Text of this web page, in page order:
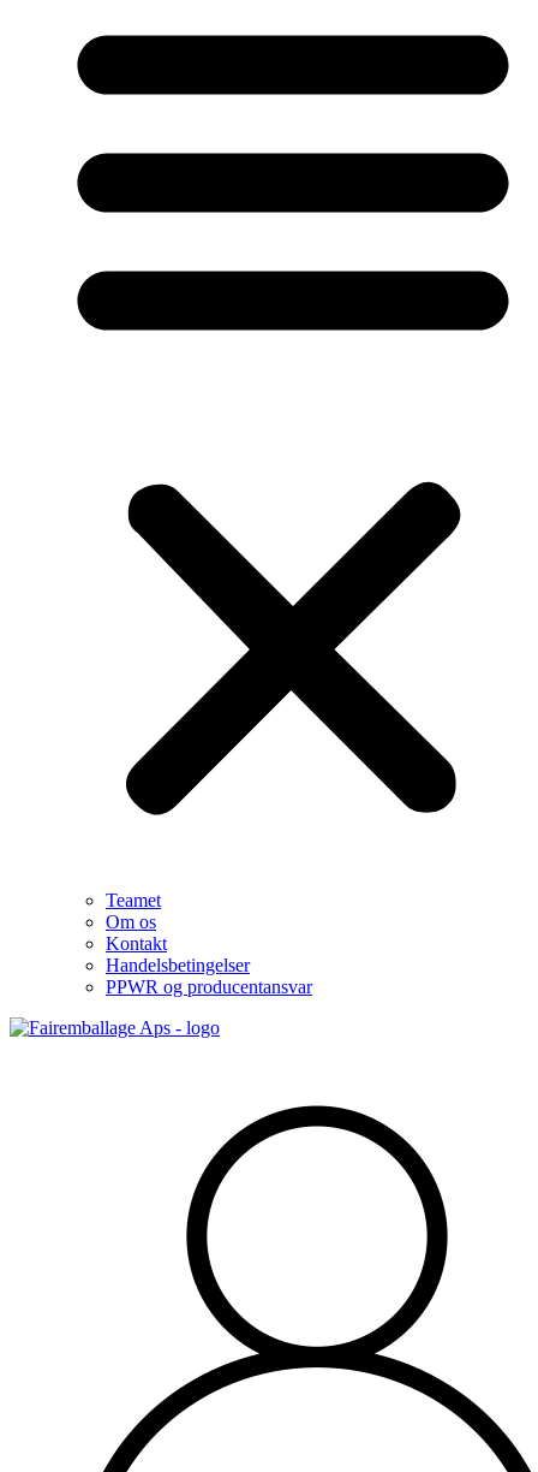
Teamet
Om os
Kontakt
Handelsbetingelser
PPWR og producentansvar